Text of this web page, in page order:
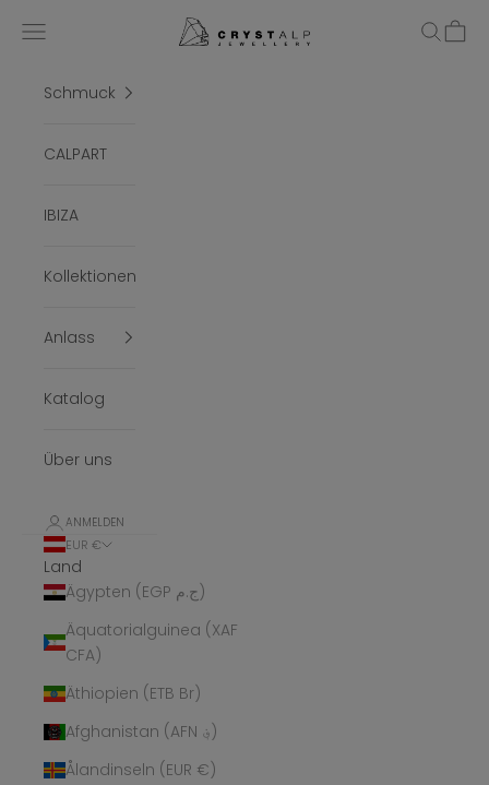
crystalpjewelry
Menü Suchen
Schmuck
CALPART
IBIZA
Kollektionen
Anlass
Katalog
Über uns
ANMELDEN
EUR €
Land
Ägypten (EGP ج.م)
Äquatorialguinea (XAF
CFA)
Äthiopien (ETB Br)
Afghanistan (AFN ؋)
Ålandinseln (EUR €)